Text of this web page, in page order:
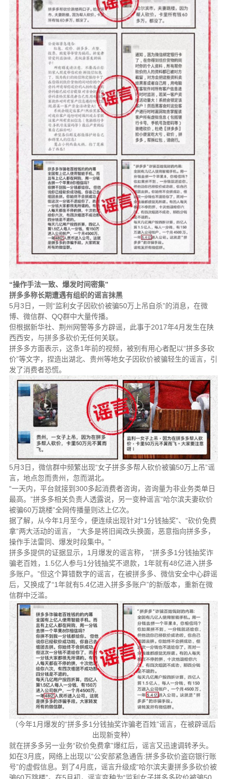
“操作手法一致、爆发时间密集”
拼多多称长期遭遇有组织的谣言抹黑
5月3日，一则“监利女子因砍价被骗50万上吊自杀”的消息，在微
博、微信群、QQ群中大量传播。
但根据新华社、荆州网警等多方辟谣，此事于2017年4月发生在陕
西西安，与拼多多砍价无任何关联。
拼多多方面表示，这条1年前的视频，被别有用心者配以“拼多多砍
价”等文字，捏造出湖北、贵州等地女子因砍价被骗轻生的谣言，引
发了消费者恐慌。
5月3日，微信群中频繁出现“女子拼多多帮人砍价被骗50万上吊”谣
言，地点忽而贵州，忽而湖北。
“一天内，平台就接到300多起消费者咨询，咨询量为非业务类单日
最高。”拼多多相关负责人透露说，另一变种谣言“哈尔滨夫妻砍价
被骗60万跳楼”全网传播量则达上亿次。
据了解，从今年1月至今，便连续出现针对“1分钱抽奖”、“砍价免费
拿”两大活动的谣言， “大多是将旧闻改头换面，恶意指向拼多多，
操作手法雷同、爆发时段集中。”
拼多多提供的证据显示，1月爆发的谣言称， “拼多多1分钱抽奖诈
骗老百姓，1.5亿人参与1分钱抽奖不退款，1年就有48亿进入拼多
多账户。”但这个算错数字的谣言，在被拼多多、微信安全中心辟谣
后，又换成了“1年就有5.4亿进入拼多多账户”的新版本，重新在微
信群中泛滥。
（今年1月爆发的“拼多多1分钱抽奖诈骗老百姓”谣言，在被辟谣后
出现新变种）
就在拼多多另一业务“砍价免费拿”爆红后，谣言又迅速调转矛头。
如在3月底，网络上出现以“公安部紧急通告:拼多多砍价盗窃银行账
号”的虚假信息。到了4月底，谣言升级成“哈尔滨夫妻拼多多砍价被